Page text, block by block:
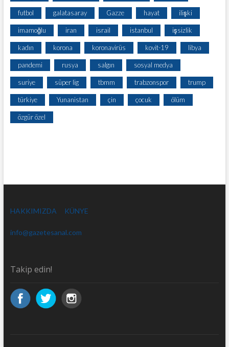
futbol galatasaray Gazze hayat ilişki
imamoğlu iran israil istanbul işsizlik
kadın korona koronavirüs kovit-19 libya
pandemi rusya salgın sosyal medya
suriye süper lig tbmm trabzonspor trump
türkiye Yunanistan çin çocuk ölüm
özgür özel
HAKKIMIZDA KÜNYE
info@gazetesanal.com
Takip edin!